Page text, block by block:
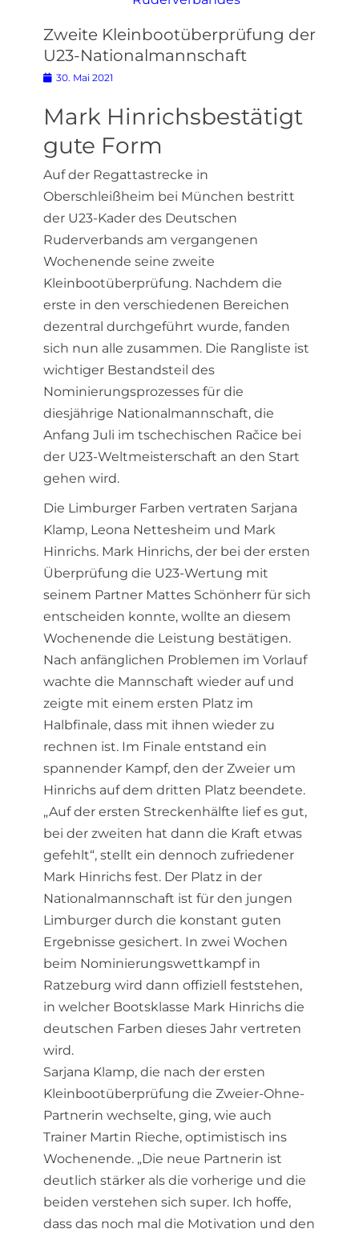
Zweite Kleinbootüberprüfung der
U23-Nationalmannschaft
Posted
30. Mai 2021
Mark Hinrichsbestätigt
gute Form
Auf der Regattastrecke in
Oberschleißheim bei München bestritt
der U23-Kader des Deutschen
Ruderverbands am vergangenen
Wochenende seine zweite
Kleinbootüberprüfung. Nachdem die
erste in den verschiedenen Bereichen
dezentral durchgeführt wurde, fanden
sich nun alle zusammen. Die Rangliste ist
wichtiger Bestandsteil des
Nominierungsprozesses für die
diesjährige Nationalmannschaft, die
Anfang Juli im tschechischen Račice bei
der U23-Weltmeisterschaft an den Start
gehen wird.
Die Limburger Farben vertraten Sarjana
Klamp, Leona Nettesheim und Mark
Hinrichs. Mark Hinrichs, der bei der ersten
Überprüfung die U23-Wertung mit
seinem Partner Mattes Schönherr für sich
entscheiden konnte, wollte an diesem
Wochenende die Leistung bestätigen.
Nach anfänglichen Problemen im Vorlauf
wachte die Mannschaft wieder auf und
zeigte mit einem ersten Platz im
Halbfinale, dass mit ihnen wieder zu
rechnen ist. Im Finale entstand ein
spannender Kampf, den der Zweier um
Hinrichs auf dem dritten Platz beendete.
„Auf der ersten Streckenhälfte lief es gut,
bei der zweiten hat dann die Kraft etwas
gefehlt“, stellt ein dennoch zufriedener
Mark Hinrichs fest. Der Platz in der
Nationalmannschaft ist für den jungen
Limburger durch die konstant guten
Ergebnisse gesichert. In zwei Wochen
beim Nominierungswettkampf in
Ratzeburg wird dann offiziell feststehen,
in welcher Bootsklasse Mark Hinrichs die
deutschen Farben dieses Jahr vertreten
wird.
Sarjana Klamp, die nach der ersten
Kleinbootüberprüfung die Zweier-Ohne-
Partnerin wechselte, ging, wie auch
Trainer Martin Rieche, optimistisch ins
Wochenende. „Die neue Partnerin ist
deutlich stärker als die vorherige und die
beiden verstehen sich super. Ich hoffe,
dass das noch mal die Motivation und den